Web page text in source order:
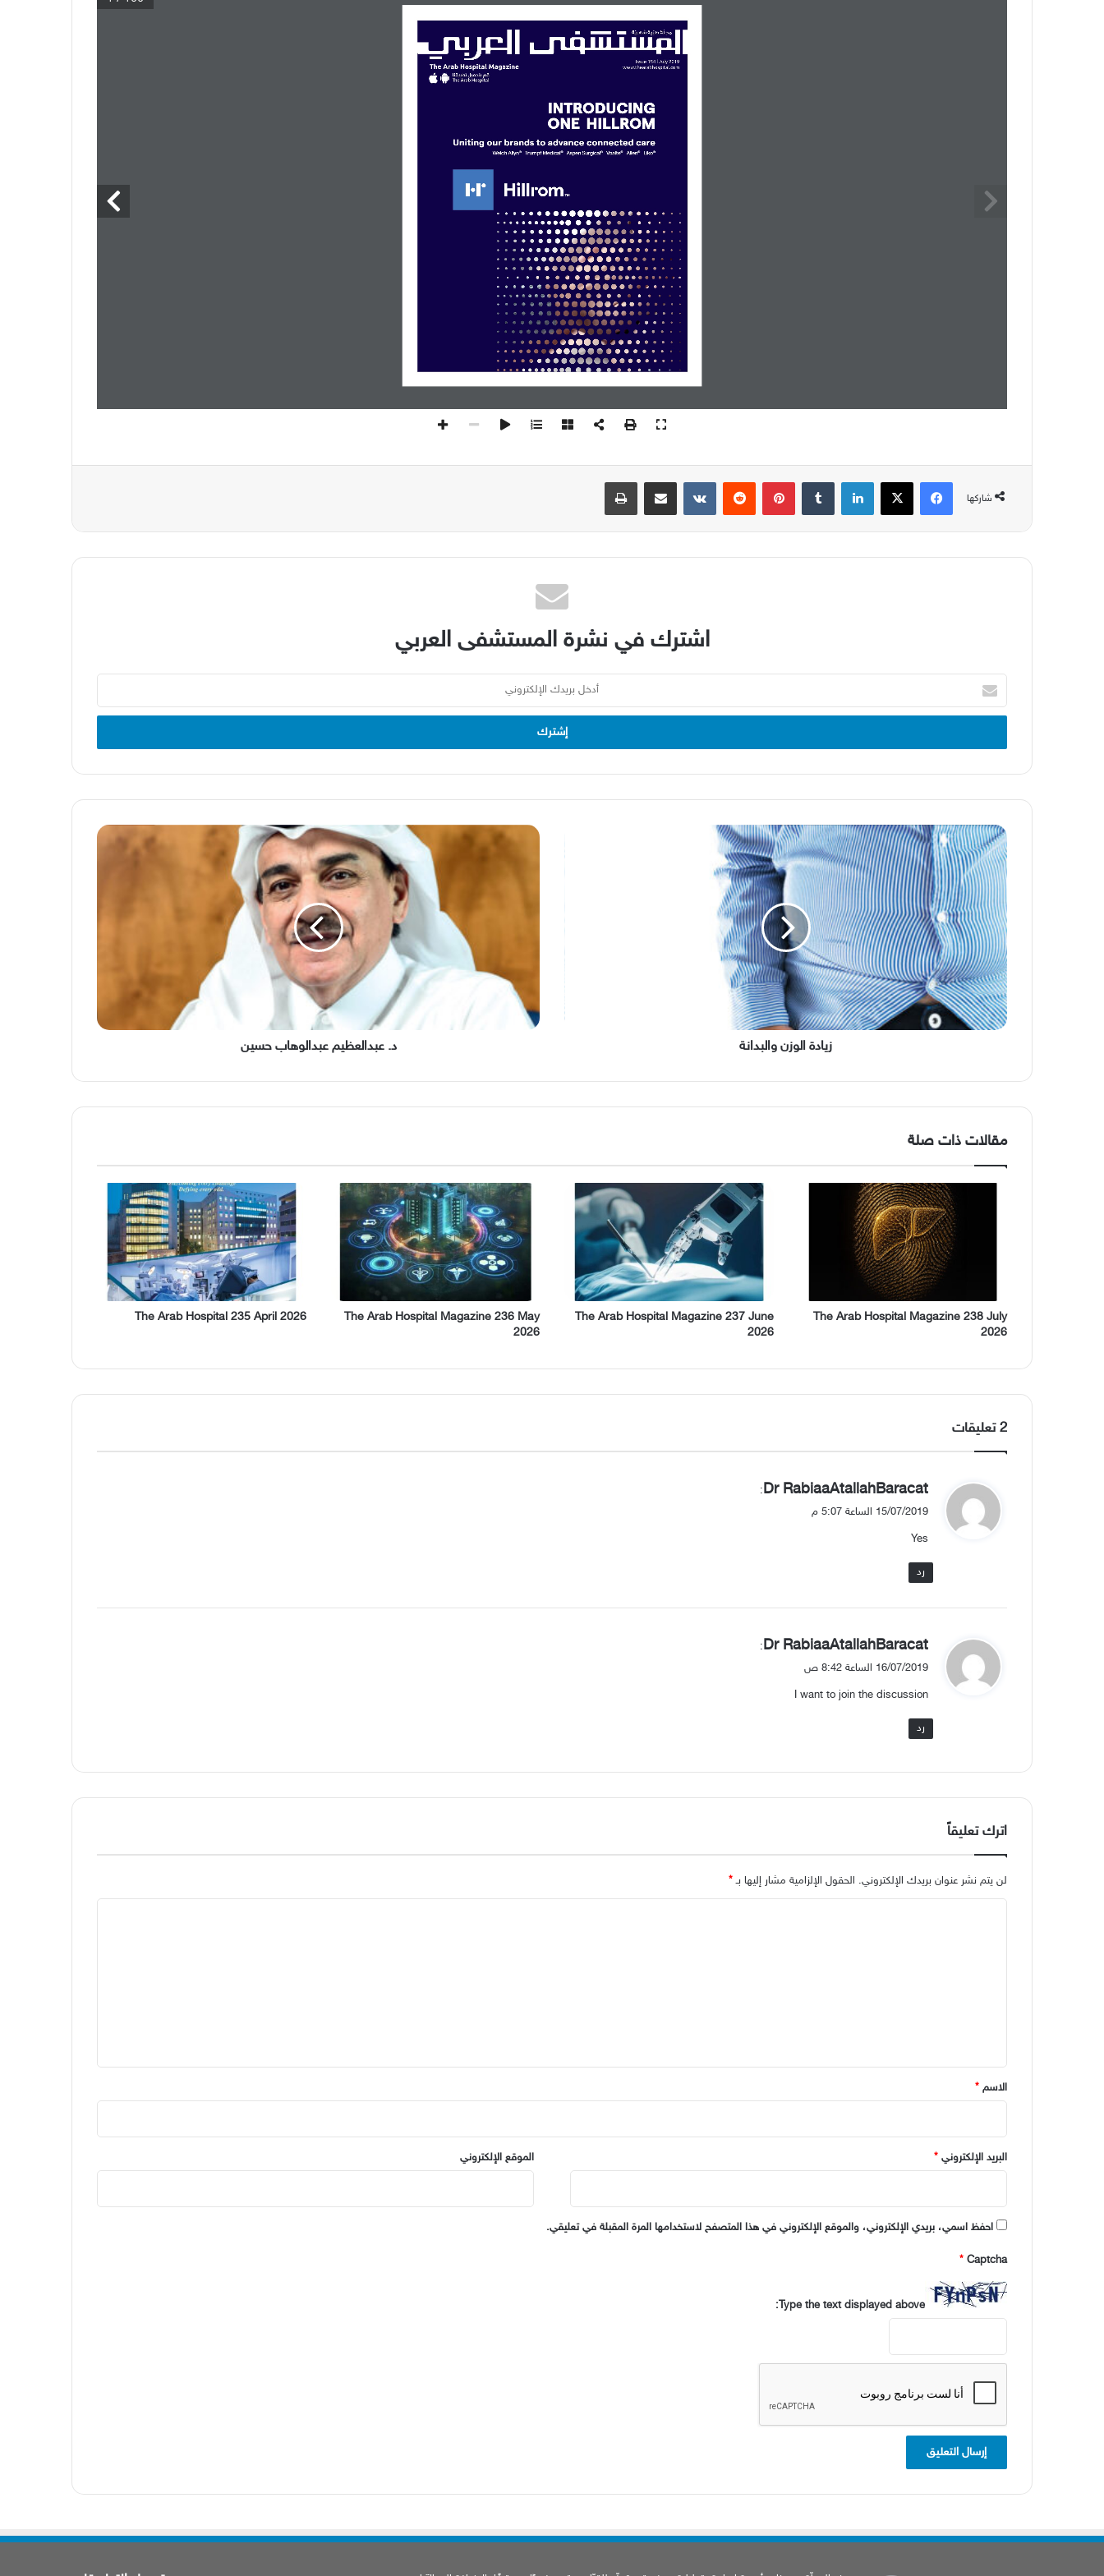
Welch Allyn®
   Trumpf Medical
®
   Aspen Surgical
®
   Voalte
®
   Allen
®
   Liko
®
INTRODUCING
ONE  HILLROM
Uniting our brands to advance connected care
شاركها
فيسبوك‫X لينكدإن بينتيريست مشاركة عبر البريد طباعة
اشترك في نشرة المستشفى العربي
بريدك
الإلكتروني
زيادة
الوزن
والبدانة
زيادة الوزن والبدانة
د.
د. عبدالعظيم عبدالوهاب حسين
مقالات ذات صلة
The Arab Hospital Magazine 238 July
2026
The Arab Hospital Magazine 237 June
2026
The Arab Hospital Magazine 236 May
2026
The Arab Hospital 235 April 2026
‫2 تعليقات
ي
ق
ل
Dr RabiaaAtallahBaracat
:
15/07/2019 الساعة 5:07 م
Yes
رد
ي
ق
ل
Dr RabiaaAtallahBaracat
:
16/07/2019 الساعة 8:42 ص
I want to join the discussion
رد
اترك تعليقاً
لن يتم نشر عنوان بريدك الإلكتروني. الحقول الإلزامية مشار إليها بـ*
*
الاسم *
البريد الإلكتروني * الموقع الإلكتروني
احفظ اسمي، بريدي الإلكتروني، والموقع الإلكتروني في هذا المتصفح لاستخدامها المرة المقبلة في تعليقي.
Captcha
*
Type the text displayed above: